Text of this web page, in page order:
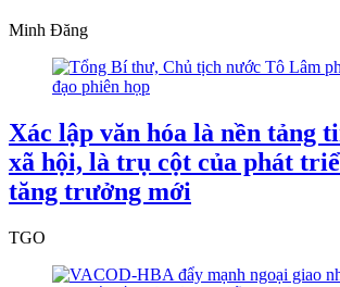
Minh Đăng
Xác lập văn hóa là nền tảng
xã hội, là trụ cột của phát
tăng trưởng mới
TGO